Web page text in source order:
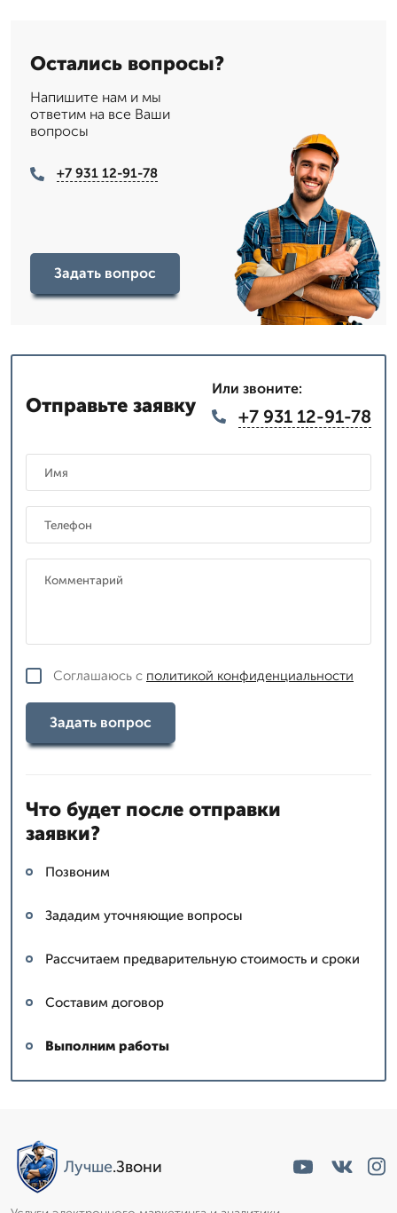
Остались вопросы?
Напишите нам и мы
ответим на все Ваши
вопросы
+7 931 12-91-78
Задать вопрос
Отправьте заявку
Или звоните:
+7 931 12-91-78
Соглашаюсь с политикой конфиденциальности
Задать вопрос
Что будет после отправки
заявки?
Позвоним
Зададим уточняющие вопросы
Рассчитаем предварительную стоимость и сроки
Составим договор
Выполним работы
Лучше.Звони